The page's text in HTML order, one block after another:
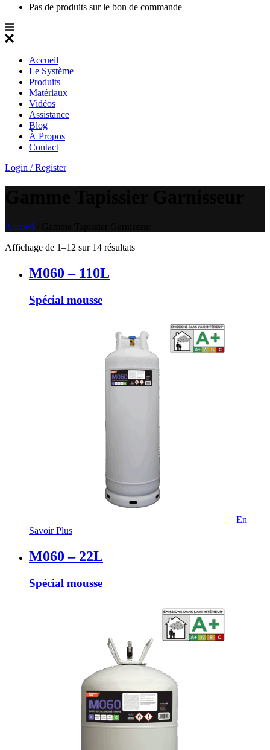
Pas de produits sur le bon de commande
Accueil
Le Système
Produits
Matériaux
Vidéos
Assistance
Blog
À Propos
Contact
Login / Register
Accueil
Affichage de 1–12 sur 14 résultats
M060 – 110L
Spécial mousse
En
Savoir Plus
M060 – 22L
Spécial mousse